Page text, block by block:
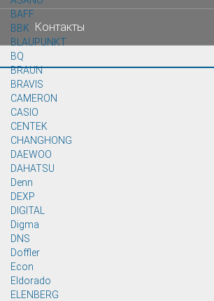
Контакты
BAFF
BBK
BLAUPUNKT
BQ
BRAUN
BRAVIS
CAMERON
CASIO
CENTEK
CHANGHONG
DAEWOO
DAHATSU
Denn
DEXP
DIGITAL
Digma
DNS
Doffler
Econ
Eldorado
ELENBERG